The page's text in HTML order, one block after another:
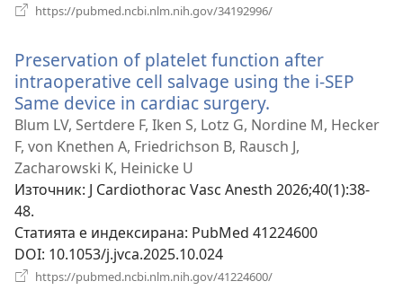
https://pubmed.ncbi.nlm.nih.gov/34192996/
Preservation of platelet function after
intraoperative cell salvage using the i-SEP
Same device in cardiac surgery.
нов
прозорец)
Blum LV, Sertdere F, Iken S, Lotz G, Nordine M, Hecker
F, von Knethen A, Friedrichson B, Rausch J,
Zacharowski K, Heinicke U
Източник‎: J Cardiothorac Vasc Anesth 2026;40(1):38-
48.
Статията е индексирана‎: PubMed 41224600
DOI‎: 10.1053/j.jvca.2025.10.024
https://pubmed.ncbi.nlm.nih.gov/41224600/